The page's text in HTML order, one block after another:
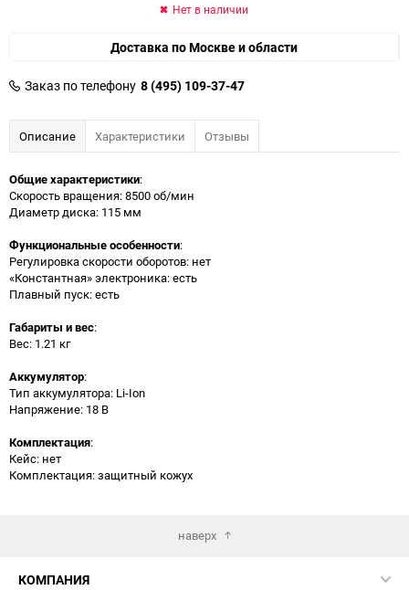
Нет в наличии
Доставка по Москве и области
Заказ по телефону 8 (495) 109-37-47
Описание Характеристики Отзывы
Общие характеристики:
Скорость вращения: 8500 об/мин
Диаметр диска: 115 мм
Функциональные особенности:
Регулировка скорости оборотов: нет
«Константная» электроника: есть
Плавный пуск: есть
Габариты и вес:
Вес: 1.21 кг
Аккумулятор:
Тип аккумулятора: Li-Ion
Напряжение: 18 В
Комплектация:
Кейс: нет
Комплектация: защитный кожух
наверх
КОМПАНИЯ